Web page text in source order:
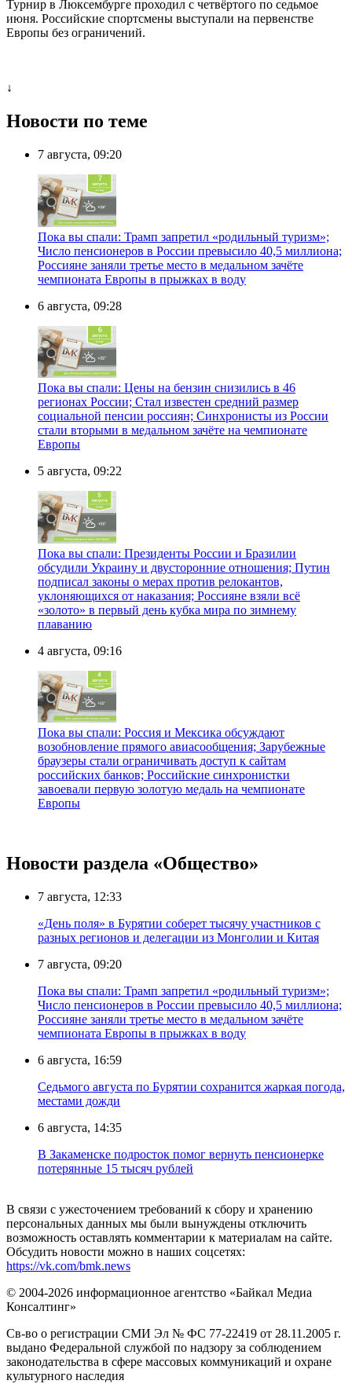
Турнир в Люксембурге проходил с четвёртого по седьмое
июня. Российские спортсмены выступали на первенстве
Европы без ограничений.
↓
Новости по теме
7 августа, 09:20
Пока вы спали: Трамп запретил «родильный туризм»;
Число пенсионеров в России превысило 40,5 миллиона;
Россияне заняли третье место в медальном зачёте
чемпионата Европы в прыжках в воду
6 августа, 09:28
Пока вы спали: Цены на бензин снизились в 46
регионах России; Стал известен средний размер
социальной пенсии россиян; Синхронисты из России
стали вторыми в медальном зачёте на чемпионате
Европы
5 августа, 09:22
Пока вы спали: Президенты России и Бразилии
обсудили Украину и двусторонние отношения; Путин
подписал законы о мерах против релокантов,
уклоняющихся от наказания; Россияне взяли всё
«золото» в первый день кубка мира по зимнему
плаванию
4 августа, 09:16
Пока вы спали: Россия и Мексика обсуждают
возобновление прямого авиасообщения; Зарубежные
браузеры стали ограничивать доступ к сайтам
российских банков; Российские синхронистки
завоевали первую золотую медаль на чемпионате
Европы
Новости раздела «Общество»
7 августа, 12:33
«День поля» в Бурятии соберет тысячу участников с
разных регионов и делегации из Монголии и Китая
7 августа, 09:20
Пока вы спали: Трамп запретил «родильный туризм»;
Число пенсионеров в России превысило 40,5 миллиона;
Россияне заняли третье место в медальном зачёте
чемпионата Европы в прыжках в воду
6 августа, 16:59
Седьмого августа по Бурятии сохранится жаркая погода,
местами дожди
6 августа, 14:35
В Закаменске подросток помог вернуть пенсионерке
потерянные 15 тысяч рублей
В связи с ужесточением требований к сбору и хранению
персональных данных мы были вынуждены отключить
возможность оставлять комментарии к материалам на сайте.
Обсудить новости можно в наших соцсетях:
https://vk.com/bmk.news
© 2004-2026 информационное агентство «Байкал Медиа
Консалтинг»
Св-во о регистрации СМИ Эл № ФС 77-22419 от 28.11.2005 г.
выдано Федеральной службой по надзору за соблюдением
законодательства в сфере массовых коммуникаций и охране
культурного наследия